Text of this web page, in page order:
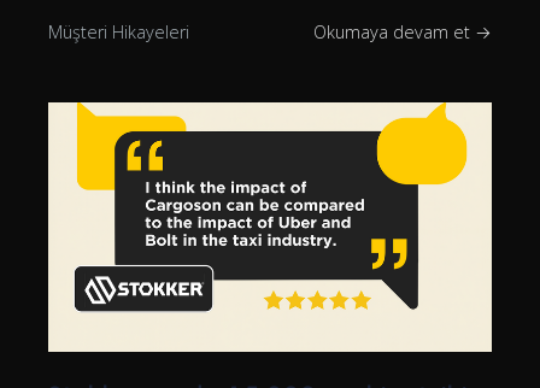
Müşteri Hikayeleri Okumaya devam et →